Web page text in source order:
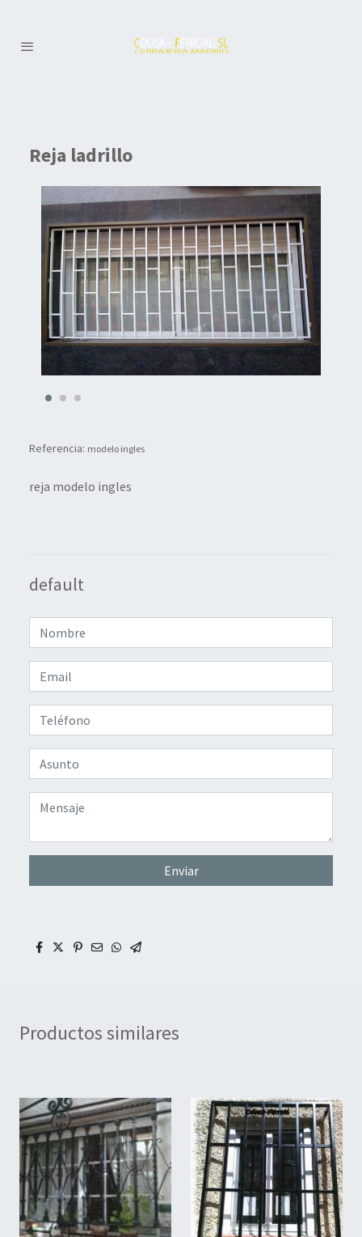
Reja ladrillo
Referencia: modelo ingles
reja modelo ingles
default
Enviar
Productos similares